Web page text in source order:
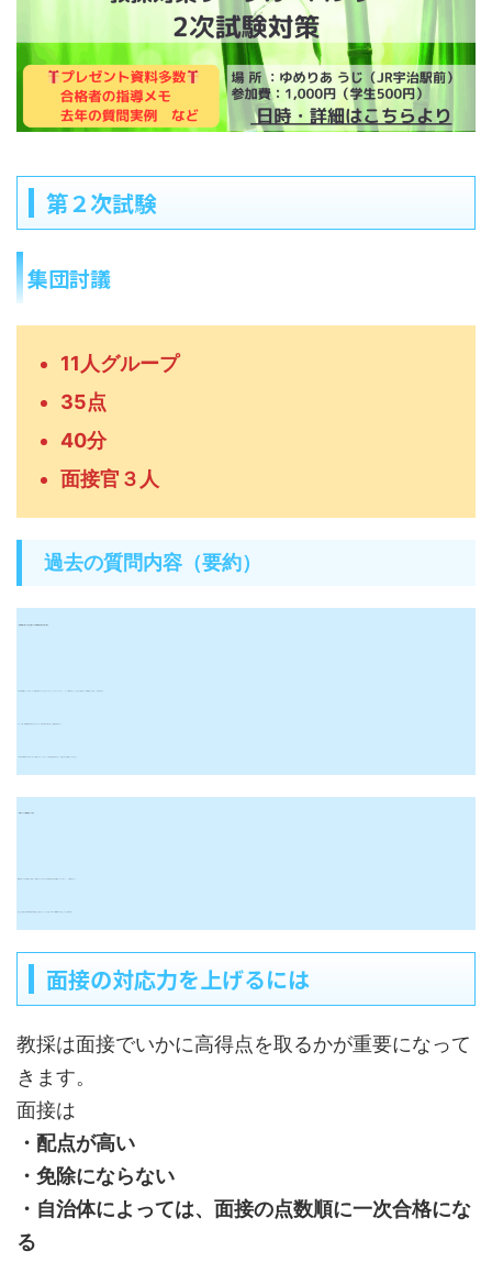
第２次試験
集団討議
11人グループ
35点
40分
面接官３人
過去の質問内容（要約）
面接の対応力を上げるには
教採は面接でいかに高得点を取るかが重要になって
きます。
面接は
・配点が高い
・免除にならない
・自治体によっては、面接の点数順に一次合格にな
る